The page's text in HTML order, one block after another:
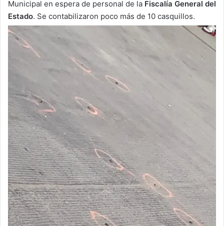
Municipal en espera de personal de la Fiscalía General del
Estado. Se contabilizaron poco más de 10 casquillos.